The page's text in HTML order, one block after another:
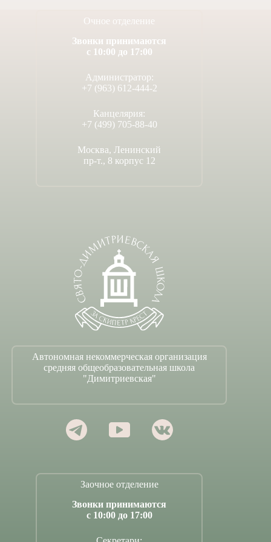
Очное отделение
Звонки принимаются
с 10:00 до 17:00
Администратор:
+7 (963) 612-444-2
Канцелярия:
+7 (499) 705-88-40
Москва, Ленинский
пр-т., 8 корпус 12
Автономная некоммерческая организация
средняя общеобразовательная школа
"Димитриевская"
Заочное отделение
Звонки принимаются
с 10:00 до 17:00